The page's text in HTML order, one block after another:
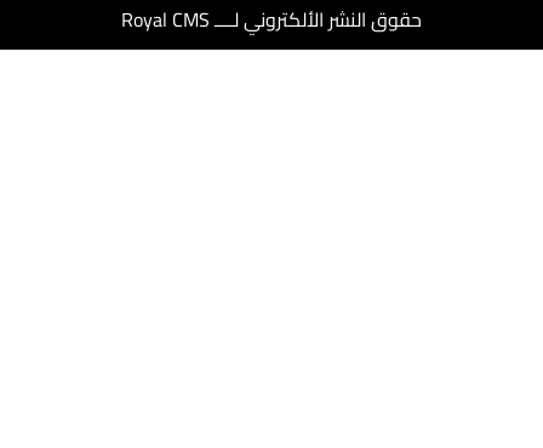
حقوق النشر الألكتروني لــــ Royal CMS